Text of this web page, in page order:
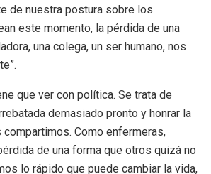
de nuestra postura sobre los
este momento, la pérdida de una
una colega, un ser humano, nos
que ver con política. Se trata de
demasiado pronto y honrar la
Como enfermeras,
de una forma que otros quizá no
lo rápido que puede cambiar la vida,